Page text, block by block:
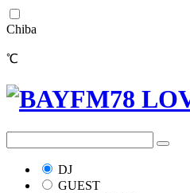
Chiba
℃
DJ
GUEST